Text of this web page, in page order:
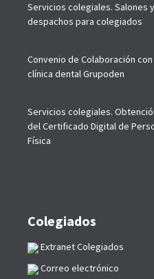
Servicios colegiales. Salones y
despachos para colegiados
Convenio de Colaboración con
clínica dental Grupoden
Servicios colegiales.
del Certificado Digital de
Física
Colegiados
Extranet Colegiados
Correo electrónico